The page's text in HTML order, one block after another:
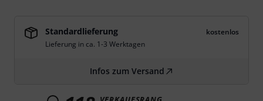
Standardlieferung
kostenlos
Lieferung in ca. 1-3 Werktagen
Infos zum Versand